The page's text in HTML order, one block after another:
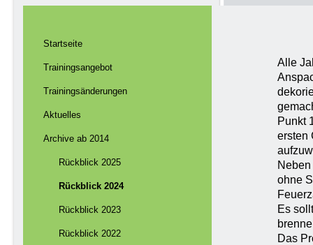
Alle
Punkt
ersten
ohne
Es
Das
Startseite
Trainingsangebot
Trainingsänderungen
Aktuelles
Archive ab 2014
Rückblick 2025
Rückblick 2024
Rückblick 2023
Rückblick 2022